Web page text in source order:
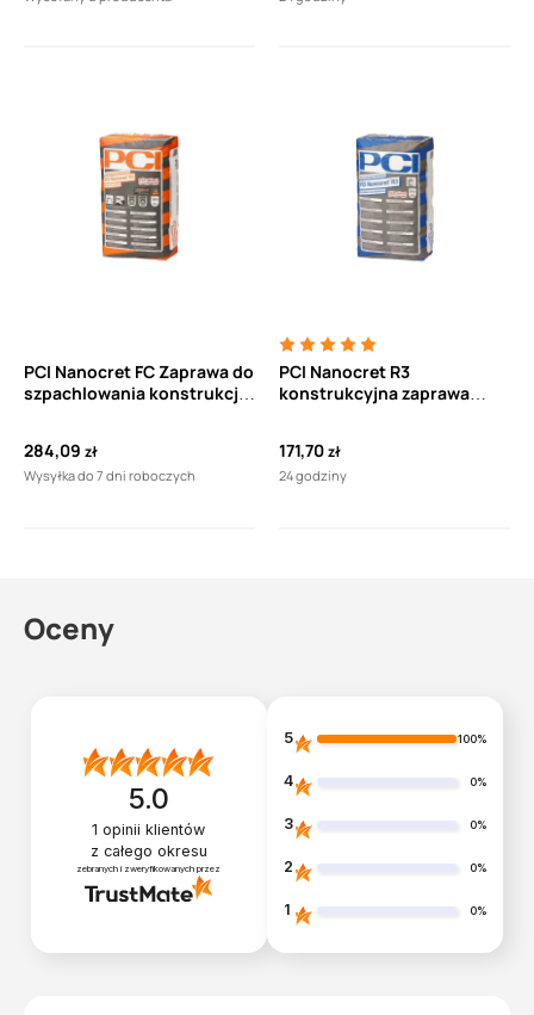
PCI Nanocret FC Zaprawa do
szpachlowania konstrukcji
284,09 zł
Wysyłka do 7 dni roboczych
PCI Nanocret R3
konstrukcyjna zaprawa
171,70zł
24 godziny
Oceny
5.0
1 opinii klientów
z całego okresu
zebranych i zweryfikowanych przez
5 100%
4 0%
3 0%
2 0%
1 0%